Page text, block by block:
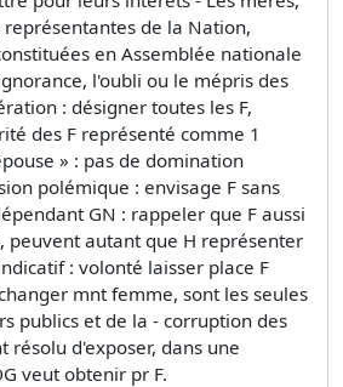
de la Nation,
en Assemblée nationale
l'oubli ou le mépris des
: désigner toutes les F,
des F représenté comme 1
» : pas de domination
polémique : envisage F sans
GN : rappeler que F aussi
peuvent autant que H représenter
: volonté laisser place F
mnt femme, sont les seules
publics et de la - corruption des
résolu d'exposer, dans une
veut obtenir pr F.